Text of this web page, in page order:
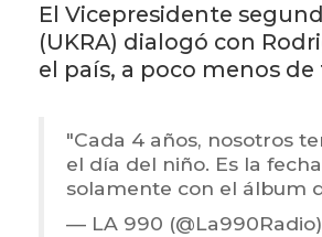
El Vicepresidente
(UKRA) dialogó con
el país, a poco menos
"Cada 4 años, nosotros
el día del niño. Es la
solamente con el álbum
— LA 990 (@La990Radio)